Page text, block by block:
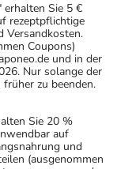
erhalten Sie 5 €
rezeptpflichtige
Versandkosten.
Coupons)
und in der
Nur solange der
zu beenden.
Sie 20 %
auf
und
(ausgenommen